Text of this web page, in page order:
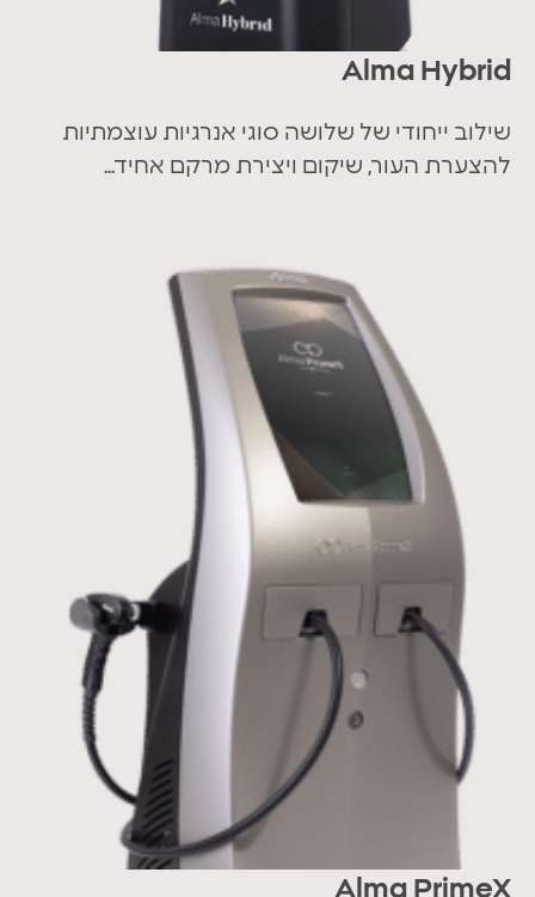
Alma Hybrid
שילוב ייחודי של שלושה סוגי אנרגיות עוצמתיות
להצערת העור, שיקום ויצירת מרקם אחיד...
Alma PrimeX